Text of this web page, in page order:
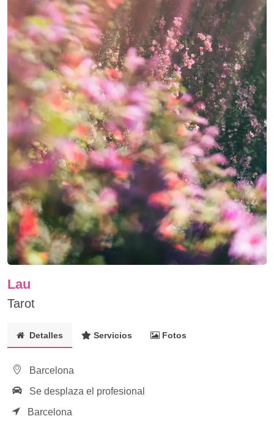
Lau
Tarot
Detalles Servicios Fotos
Barcelona
Se desplaza el profesional
Barcelona